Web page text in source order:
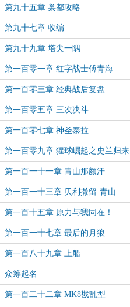
第九十五章 巢都攻略
第九十七章 收编
第九十九章 塔尖一隅
第一百零一章 红字战士傅青海
第一百零三章 经典战后复盘
第一百零五章 三次决斗
第一百零七章 神圣泰拉
第一百零九章 猩球崛起之史兰归来
第一百一十一章 青山那颜汗
第一百一十三章 贝利撒留·青山
第一百十五章 原力与我同在！
第一百一十七章 最后的月狼
第一百八十九章 上船
众筹起名
第一百二十二章 MK8戡乱型